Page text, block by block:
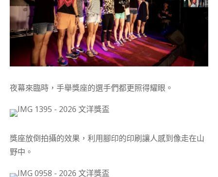
夜幕來臨時，手舉獎座的選手們都更照得耀眼。
獎座放倒拍攝的效果，利用腳印的印刷讓人感到像走在山
野中。